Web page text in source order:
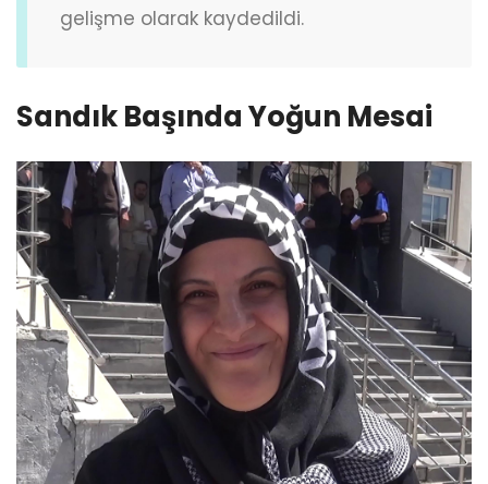
gelişme olarak kaydedildi.
Sandık Başında Yoğun Mesai